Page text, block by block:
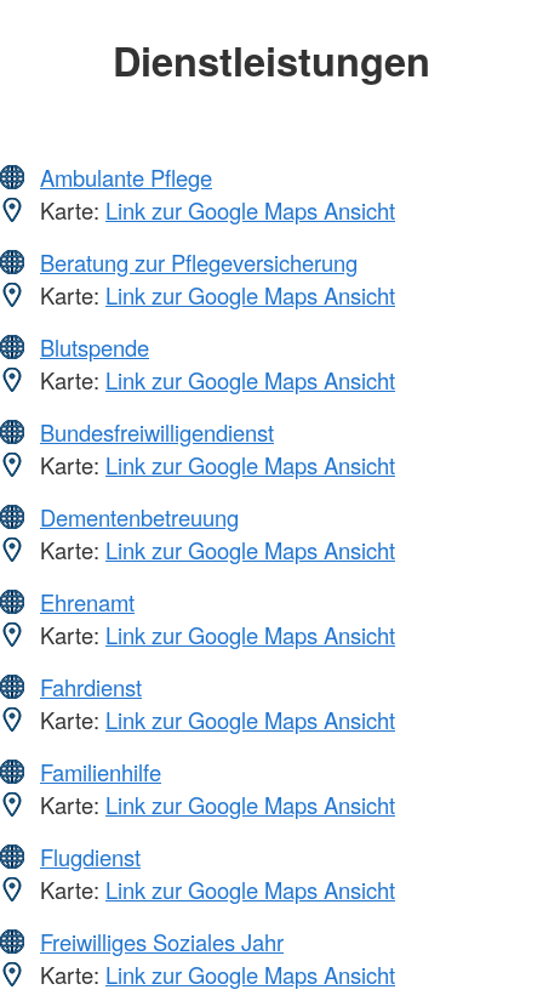
Dienstleistungen
Ambulante Pflege
Karte: Link zur Google Maps Ansicht
Beratung zur Pflegeversicherung
Karte: Link zur Google Maps Ansicht
Blutspende
Karte: Link zur Google Maps Ansicht
Bundesfreiwilligendienst
Karte: Link zur Google Maps Ansicht
Dementenbetreuung
Karte: Link zur Google Maps Ansicht
Ehrenamt
Karte: Link zur Google Maps Ansicht
Fahrdienst
Karte: Link zur Google Maps Ansicht
Familienhilfe
Karte: Link zur Google Maps Ansicht
Flugdienst
Karte: Link zur Google Maps Ansicht
Freiwilliges Soziales Jahr
Karte: Link zur Google Maps Ansicht